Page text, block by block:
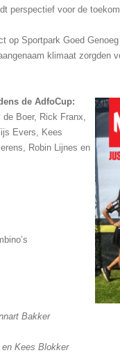
perspectief voor de
op Sportpark Goed
klimaat zorgden
de AdfoCup:
Boer, Rick Franx,
Evers, Kees
Robin Lijnes en
Bakker
Kees Blokker